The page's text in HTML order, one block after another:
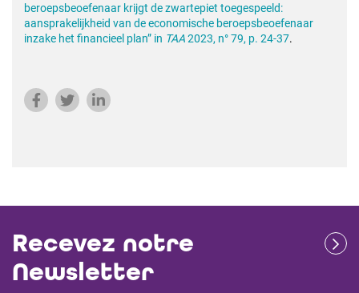
beroepsbeoefenaar krijgt de zwartepiet toegespeeld:
aansprakelijkheid van de economische beroepsbeoefenaar
inzake het financieel plan” in TAA2023, n° 79, p. 24-37.
Recevez notre
Newsletter